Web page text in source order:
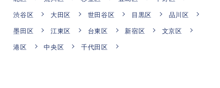
渋谷区
大田区 世田谷区 目黒区
品川区
墨田区
江東区 台東区 新宿区
文京区
港区
中央区 千代田区